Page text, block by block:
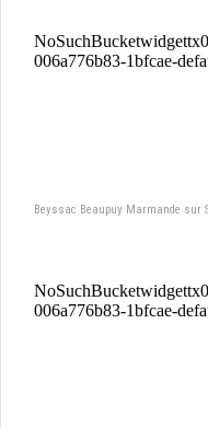
Beyssac Beaupuy Marmande sur